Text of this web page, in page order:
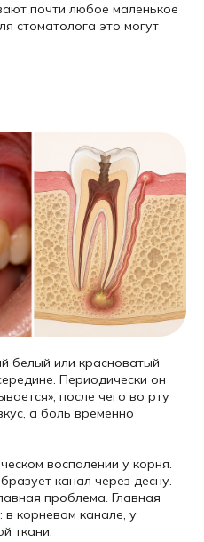
почти любое маленькое
стоматолога это могут
белый или красноватый
Периодически он
после чего во рту
а боль временно
воспалении у корня.
канал через десну.
проблема. Главная
в корневом канале, у
ткани.